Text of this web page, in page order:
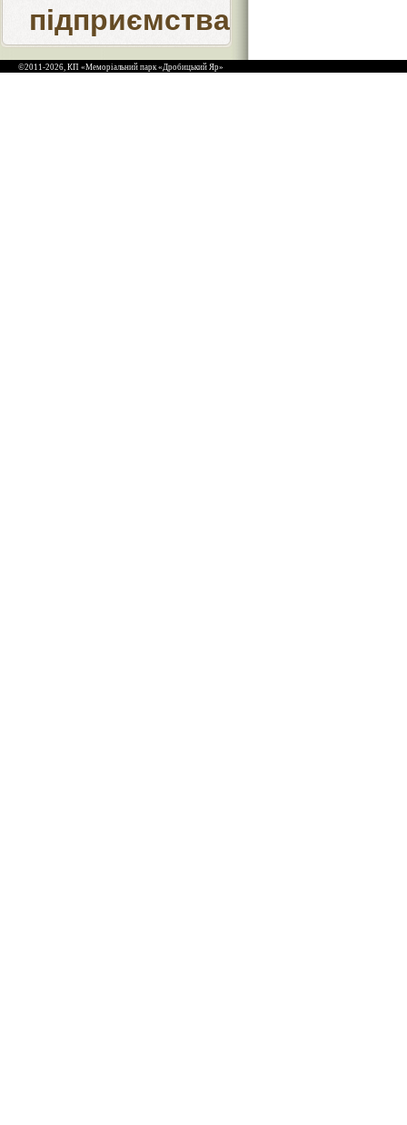
підприємства
©2011-2026, КП «Меморіальний парк «Дробицький Яр»